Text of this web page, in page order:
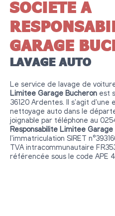
SOCIETE A
GARAGE
LAVAGE AUTO
Le service de lavage de
Limitee Garage Bucheron est
36120 Ardentes. Il s'agit d'une
nettoyage auto dans le
joignable par téléphone au
Responsabilite Limitee Garage
l'immatriculation SIRET
TVA intracommunautaire
référencée sous le code APE